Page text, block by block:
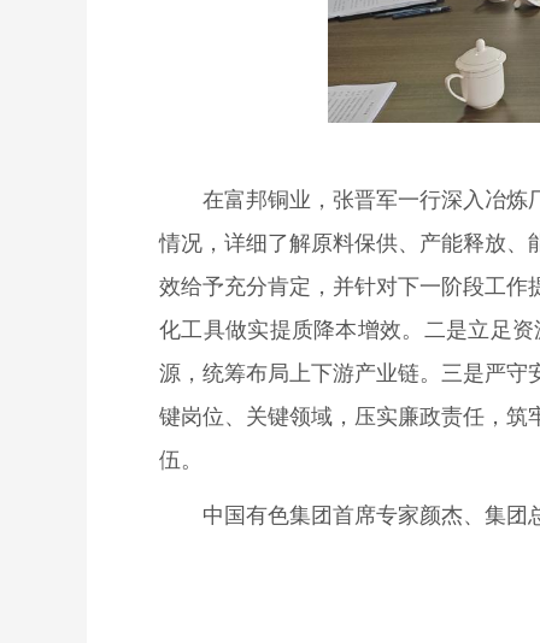
在富邦铜业， 张晋军一行深入 冶炼
情况，详细了解原料保供、产能释放、
效给予充分肯定，并针对下一阶段工作
化工具做实提质降本增效。 二是立足
源，统筹布局上下游产业链。 三是严守
键岗位、关键领域，压实廉政责任，筑
伍。
中国有色集团首席专家颜杰、集团